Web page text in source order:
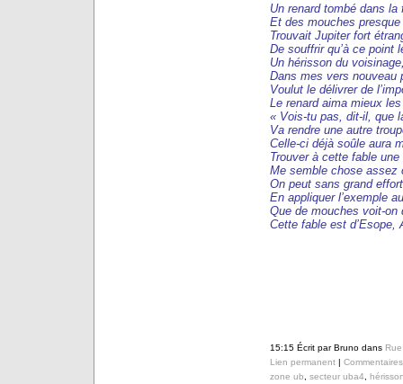
Un renard tombé dans la
Et des mouches presque
Trouvait Jupiter fort
De souffrir qu’à ce point
Un hérisson du
Dans mes vers nouveau
Voulut le délivrer de
Le renard aima mieux
« Vois-tu pas, dit-il, que
Va rendre une autre
Celle-ci déjà soûle aura
Trouver à cette fable une
Me semble chose assez
On peut sans grand effort
En appliquer l’exemple
Que de mouches voit-
Cette fable est d’Esope,
15:15 Écrit par Bruno dans
Lien permanent|
zone ub
secteur uba4